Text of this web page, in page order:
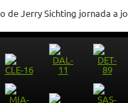
de Jerry Sichting jornada a